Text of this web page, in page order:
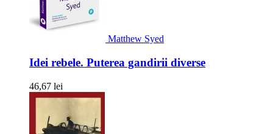
Matthew Syed
Idei rebele. Puterea gandirii diverse
46,67 lei